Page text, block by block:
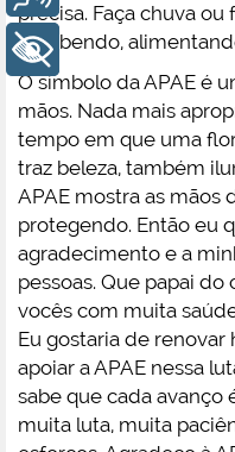
precisa. Faça chuva ou
recebendo,
O símbolo da APAE é
mãos. Nada mais
tempo em que uma
traz beleza, também
APAE mostra as mãos
protegendo. Então eu
agradecimento e a
pessoas. Que papai
vocês com muita
Eu gostaria de
apoiar a APAE nessa
sabe que cada
muita luta, muita
+ Acessibilidade